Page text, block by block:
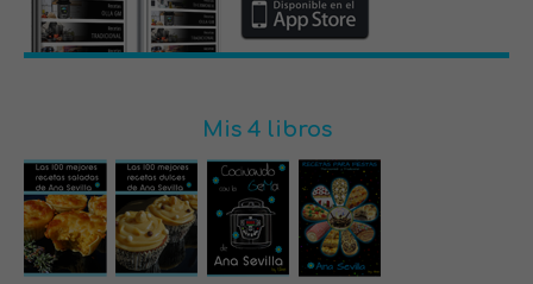
Mis 4 libros